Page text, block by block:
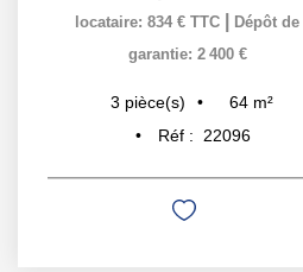
locataire: 834 € TTC
Dépôt de
garantie: 2 400 €
3 pièce(s) 64 m²
Réf :
22096